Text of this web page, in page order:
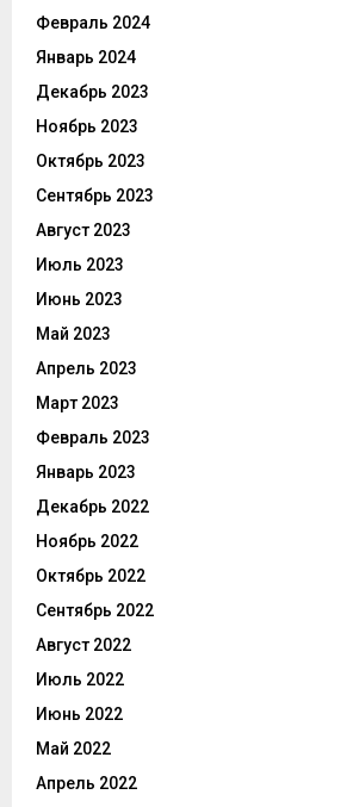
Февраль 2024
Январь 2024
Декабрь 2023
Ноябрь 2023
Октябрь 2023
Сентябрь 2023
Август 2023
Июль 2023
Июнь 2023
Май 2023
Апрель 2023
Март 2023
Февраль 2023
Январь 2023
Декабрь 2022
Ноябрь 2022
Октябрь 2022
Сентябрь 2022
Август 2022
Июль 2022
Июнь 2022
Май 2022
Апрель 2022